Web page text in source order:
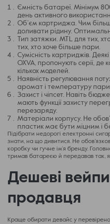
Ємність батареї. Мінімум
день активного
Об’єм картриджа. Чим
доливати рідину.
Тип затяжки. MTL для тих,
тих, хто хоче більше пари.
Сумісність картриджів.
OXVA, пропонують серії, де
кількох моделей.
Наявність регулювання
аромат і температуру пари
Захист і чіпсет. Навіть
мають функції захисту
перезаряду.
Матеріали корпусу. Не
пластик має бути міцним і
Підібрати недорогі електронні
знати, на що дивитися. Не
коробку чи гучне ім’я бренду.
тримав батареєю й передавав так,
Дешеві
продавця
Краще обирати девайс у